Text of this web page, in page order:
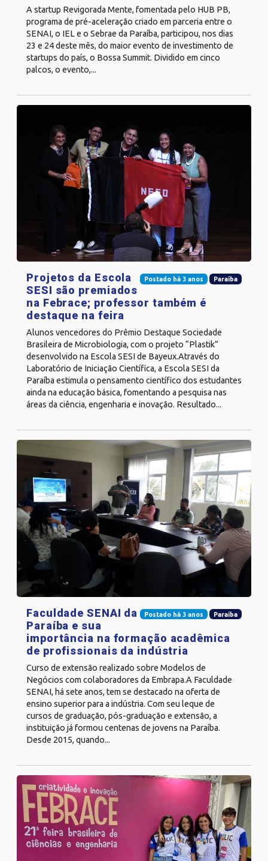
A startup Revigorada Mente, fomentada pelo HUB PB,
programa de pré-aceleração criado em parceria entre o
SENAI, o IEL e o Sebrae da Paraíba, participou, nos dias
23 e 24 deste mês, do maior evento de investimento de
startups do país, o Bossa Summit. Dividido em cinco
palcos, o evento,...
Postado há 3 anos Paraíba
Projetos da Escola
SESI são premiados
na Febrace; professor também é
destaque na feira
Alunos vencedores do Prêmio Destaque Sociedade
Brasileira de Microbiologia, com o projeto “Plastik”
desenvolvido na Escola SESI de Bayeux.Através do
Laboratório de Iniciação Científica, a Escola SESI da
Paraíba estimula o pensamento científico dos estudantes
ainda na educação básica, fomentando a pesquisa nas
áreas da ciência, engenharia e inovação. Resultado...
Postado há 3 anos Paraíba
Faculdade SENAI da
Paraíba e sua
importância na formação acadêmica
de profissionais da indústria
Curso de extensão realizado sobre Modelos de
Negócios com colaboradores da Embrapa.A Faculdade
SENAI, há sete anos, tem se destacado na oferta de
ensino superior para a indústria. Com seu leque de
cursos de graduação, pós-graduação e extensão, a
instituição já formou centenas de jovens na Paraíba.
Desde 2015, quando...